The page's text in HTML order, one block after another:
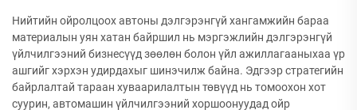
Нийтийн ойролцоох автоны дэлгэрэнгүй хангамжийн бараа
материалын уян хатан байршил нь мэргэжлийн дэлгэрэнгүй
үйлчилгээний бизнесүүд зөөлөн болон үйл ажиллагааныхаа үр
ашгийг хэрхэн удирдахыг шинэчилж байна. Эдгээр стратегийн
байрлалтай тараан хуваарилалтын төвүүд нь томоохон хот
суурин, автомашин үйлчилгээний хоршоонуудад ойр